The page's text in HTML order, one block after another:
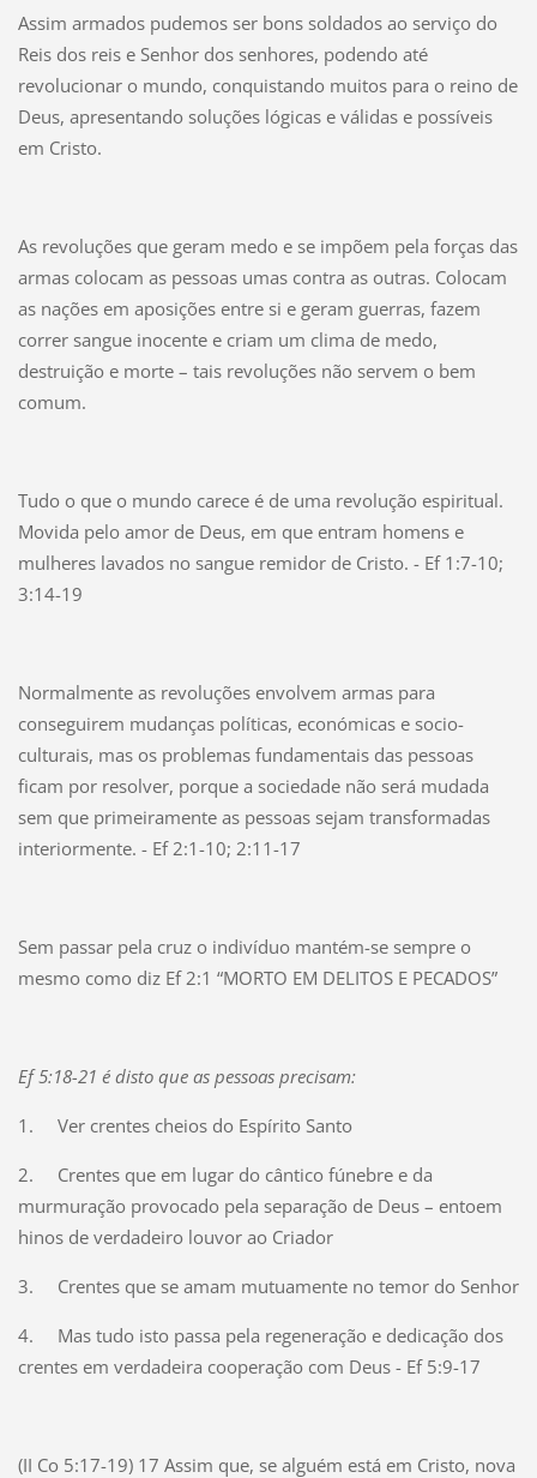
Assim armados pudemos ser bons soldados ao serviço do
Reis dos reis e Senhor dos senhores, podendo até
revolucionar o mundo, conquistando muitos para o reino de
Deus, apresentando soluções lógicas e válidas e possíveis
em Cristo.
As revoluções que geram medo e se impõem pela forças das
armas colocam as pessoas umas contra as outras. Colocam
as nações em aposições entre si e geram guerras, fazem
correr sangue inocente e criam um clima de medo,
destruição e morte – tais revoluções não servem o bem
comum.
Tudo o que o mundo carece é de uma revolução espiritual.
Movida pelo amor de Deus, em que entram homens e
mulheres lavados no sangue remidor de Cristo. - Ef 1:7-10;
3:14-19
Normalmente as revoluções envolvem armas para
conseguirem mudanças políticas, económicas e socio-
culturais, mas os problemas fundamentais das pessoas
ficam por resolver, porque a sociedade não será mudada
sem que primeiramente as pessoas sejam transformadas
interiormente. - Ef 2:1-10; 2:11-17
Sem passar pela cruz o indivíduo mantém-se sempre o
mesmo como diz Ef 2:1 “MORTO EM DELITOS E PECADOS”
Ef 5:18-21 é disto que as pessoas precisam:
1. Ver crentes cheios do Espírito Santo
2.
Crentes que em lugar do cântico fúnebre e da
murmuração provocado pela separação de Deus – entoem
hinos de verdadeiro louvor ao Criador
3. Crentes que se amam mutuamente no temor do Senhor
4.
Mas tudo isto passa pela regeneração e dedicação dos
crentes em verdadeira cooperação com Deus - Ef 5:9-17
(II Co 5:17-19) 17 Assim que, se alguém está em Cristo, nova